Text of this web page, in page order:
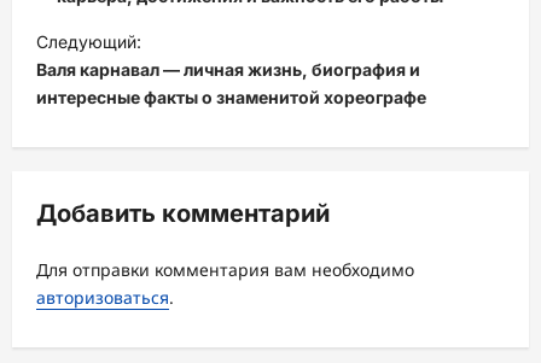
г
а
я
з
а
п
и
Следующий:
Валя карнавал — личная жизнь, биография и
интересные факты о знаменитой хореографе
Добавить комментарий
Для отправки комментария вам необходимо
авторизоваться.